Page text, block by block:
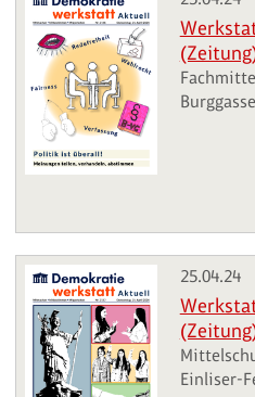
25.04.24
Einliser-